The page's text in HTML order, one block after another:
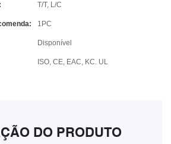
T/T, L/C
1PC
Disponível
ISO, CE, EAC, KC. UL
DO PRODUTO